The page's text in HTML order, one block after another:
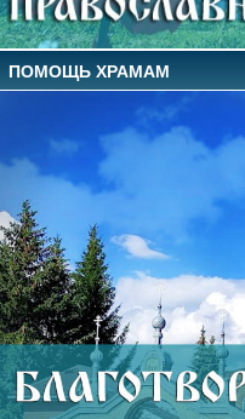
ПОМОЩЬ ХРАМАМ